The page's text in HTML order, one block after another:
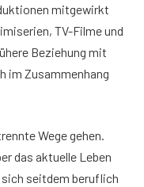
mitgewirkt
TV-Filme und
Beziehung mit
im Zusammenhang
Wege gehen.
das aktuelle Leben
seitdem beruflich